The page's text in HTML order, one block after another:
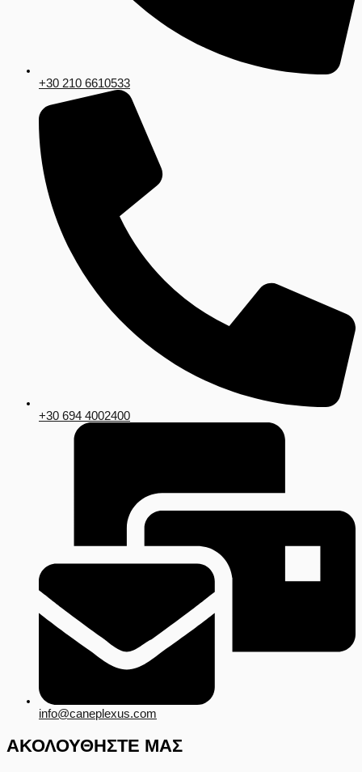
+30 210 6610533
+30 694 4002400
info@caneplexus.com
ΑΚΟΛΟΥΘΗΣΤΕ ΜΑΣ